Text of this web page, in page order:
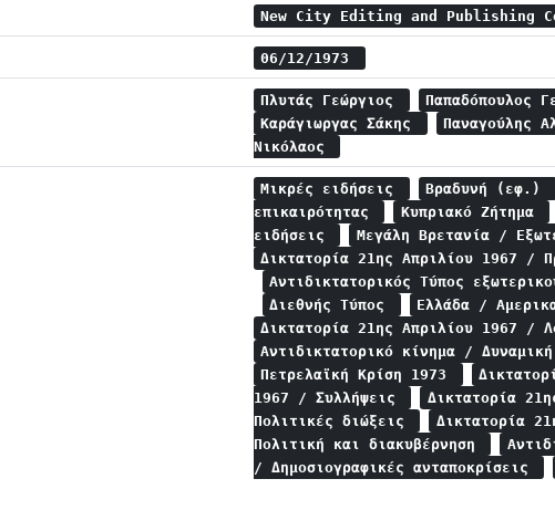
New City Editing and Publishing
06/12/1973
Πλυτάς Γεώργιος
Παπαδόπουλος
Καράγιωργας Σάκης
Παναγούλης
Νικόλαος
Μικρές ειδήσεις Βραδυνή (εφ.)
επικαιρότητας
Κυπριακό Ζήτημα
ειδήσεις
Μεγάλη Βρετανία /
Δικτατορία 21ης Απριλίου 1967 /
Αντιδικτατορικός Τύπος
Διεθνής Τύπος
Ελλάδα /
Δικτατορία 21ης Απριλίου 1967 /
Αντιδικτατορικό κίνημα /
Πετρελαϊκή Κρίση 1973
1967 / Συλλήψεις
Δικτατορία
Πολιτικές διώξεις
Δικτατορία
Πολιτική και διακυβέρνηση
/ Δημοσιογραφικές ανταποκρίσεις